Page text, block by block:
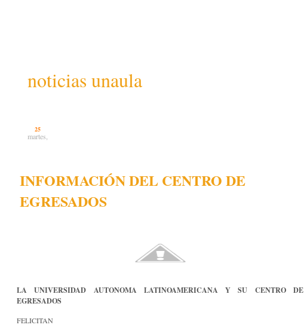
noticias unaula
25
martes,
INFORMACIÓN DEL CENTRO DE
EGRESADOS
LA UNIVERSIDAD AUTONOMA LATINOAMERICANA Y SU CENTRO DE
EGRESADOS
FELICITAN